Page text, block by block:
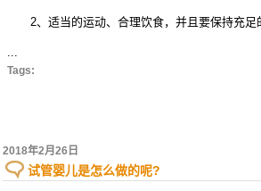
2、适当的运动、合理饮食，并且要保持充足
...
Tags:
2018年2月26日
试管婴儿是怎么做的呢?